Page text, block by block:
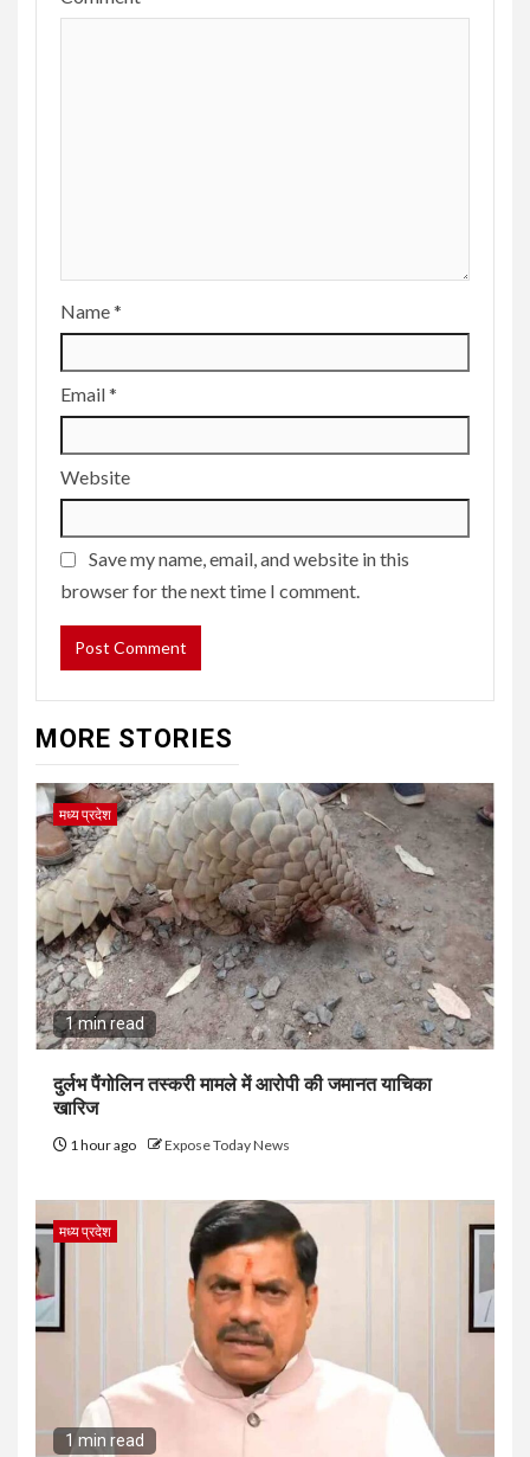
Name*
Email*
Website
Save my name, email, and website in this
browser for the next time I comment.
MORE STORIES
मध्य प्रदेश
1 min read
दुर्लभ पैंगोलिन तस्करी मामले में आरोपी की जमानत याचिका
खारिज
1 hour ago Expose Today News
मध्य प्रदेश
1 min read